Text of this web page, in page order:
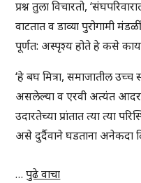
प्रश्न तुला विचारतो,
वाटतात व डाव्या पुरोगामी
पूर्णत: अस्पृश्य होते हे कसे
‘हे बघ मित्रा, समाजातील उच्च
असलेल्या व एरवी अत्यंत आदर
उदारतेच्या प्रांतात त्या त्या
असे दुर्दैवाने घडताना अनेकदा
…पुढे वाचा